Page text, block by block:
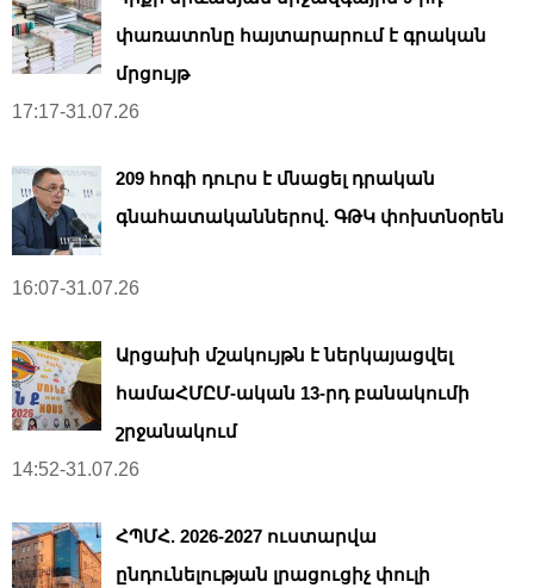
փառատոնը հայտարարում է գրական
մրցույթ
17:17-31.07.26
209 հոգի դուրս է մնացել դրական
գնահատականներով. ԳԹԿ փոխտնօրեն
16:07-31.07.26
Արցախի մշակույթն է ներկայացվել
համաՀՄԸՄ-ական 13-րդ բանակումի
շրջանակում
14:52-31.07.26
ՀՊՄՀ. 2026-2027 ուստարվա
ընդունելության լրացուցիչ փուլի